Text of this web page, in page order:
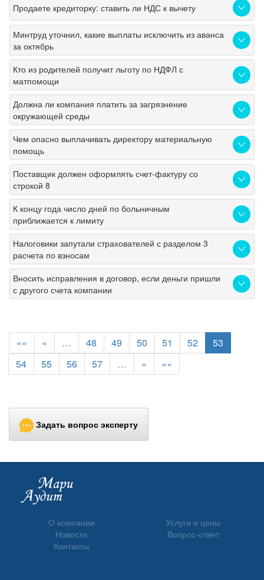
Продаете кредиторку: ставить ли НДС к вычету
Минтруд уточнил, какие выплаты исключить из аванса
за октябрь
Кто из родителей получит льготу по НДФЛ с
матпомощи
Должна ли компания платить за загрязнение
окружающей среды
Чем опасно выплачивать директору материальную
помощь
Поставщик должен оформлять счет-фактуру со
строкой 8
К концу года число дней по больничным
приближается к лимиту
Налоговики запутали страхователей с разделом 3
расчета по взносам
Вносить исправления в договор, если деньги пришли
с другого счета компании
«« « … 48 49 50 51 52
53
54
55 56 57 … » »»
Задать вопрос эксперту
О компании
Услуги и цены
Новости
Вопрос-ответ
Контакты